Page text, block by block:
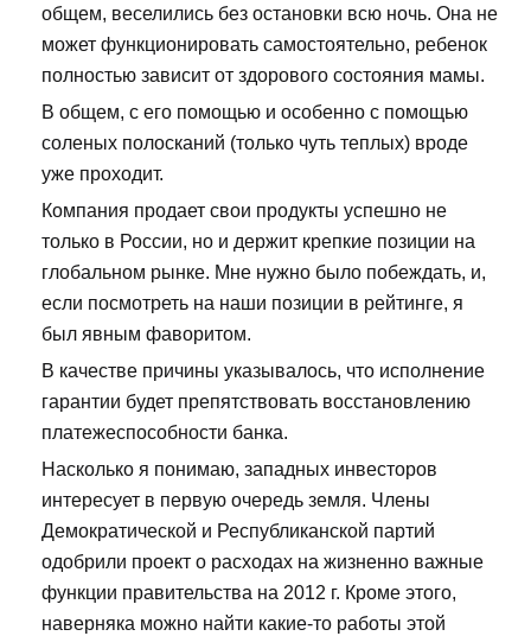
общем, веселились без остановки всю ночь. Она не
может функционировать самостоятельно, ребенок
полностью зависит от здорового состояния мамы.
В общем, с его помощью и особенно с помощью
соленых полосканий (только чуть теплых) вроде
уже проходит.
Компания продает свои продукты успешно не
только в России, но и держит крепкие позиции на
глобальном рынке. Мне нужно было побеждать, и,
если посмотреть на наши позиции в рейтинге, я
был явным фаворитом.
В качестве причины указывалось, что исполнение
гарантии будет препятствовать восстановлению
платежеспособности банка.
Насколько я понимаю, западных инвесторов
интересует в первую очередь земля. Члены
Демократической и Республиканской партий
одобрили проект о расходах на жизненно важные
функции правительства на 2012 г. Кроме этого,
наверняка можно найти какие-то работы этой